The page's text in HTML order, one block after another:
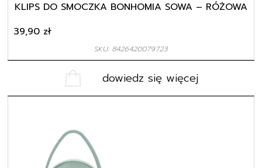
KLIPS DO SMOCZKA BONHOMIA SOWA – RÓŻOWA
SKU: 8426420079723
39,90 zł
dowiedz się więcej